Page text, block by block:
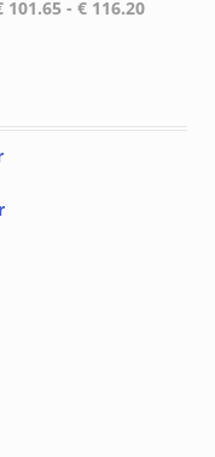
101.65 - € 116.20